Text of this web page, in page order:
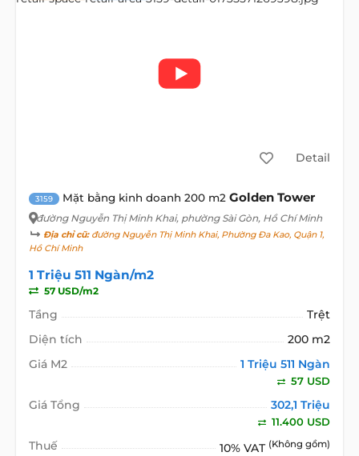
Detail
3159 Mặt bằng kinh doanh 200 m2 Golden Tower
đường Nguyễn Thị Minh Khai, phường Sài Gòn, Hồ Chí Minh
Địa chỉ cũ:đường Nguyễn Thị Minh Khai, Phường Đa Kao, Quận 1,
Hồ Chí Minh
1 Triệu 511 Ngàn/m2
57 USD/m2
Tầng
Trệt
Diện tích
200 m2
Giá M2
1 Triệu 511 Ngàn
57 USD
Giá Tổng 302,1 Triệu
11.400 USD
Thuế 10% VAT (Không gồm)